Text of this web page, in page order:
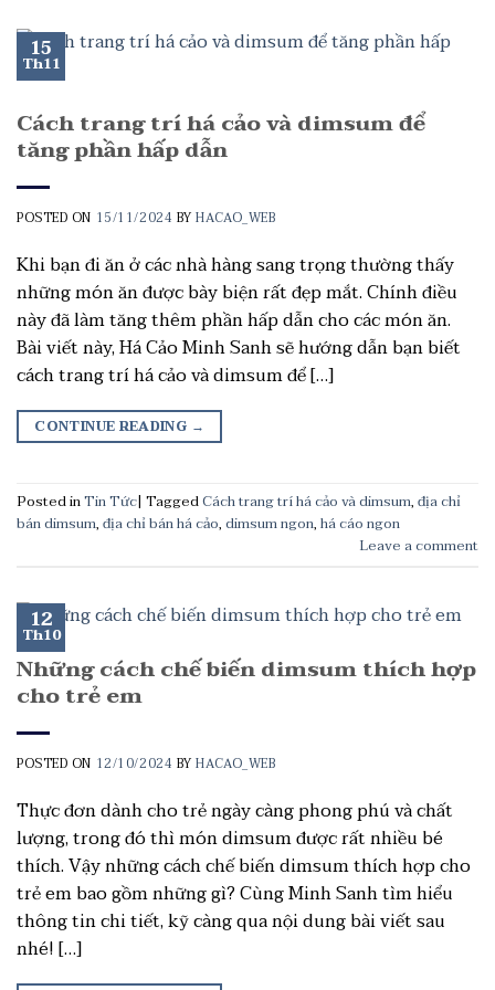
15
Th11
Cách trang trí há cảo và dimsum để
tăng phần hấp dẫn
POSTED ON 15/11/2024 BYHACAO_WEB
Khi bạn đi ăn ở các nhà hàng sang trọng thường thấy
những món ăn được bày biện rất đẹp mắt. Chính điều
này đã làm tăng thêm phần hấp dẫn cho các món ăn.
Bài viết này, Há Cảo Minh Sanh sẽ hướng dẫn bạn biết
cách trang trí há cảo và dimsum để […]
CONTINUE READING →
Posted inTin Tức| TaggedCách trang trí há cảo và dimsum,địa chỉ
bán dimsum,địa chỉ bán há cảo,dimsum ngon,há cáo ngon
Leave a comment
12
Th10
Những cách chế biến dimsum thích hợp
cho trẻ em
POSTED ON 12/10/2024 BYHACAO_WEB
Thực đơn dành cho trẻ ngày càng phong phú và chất
lượng, trong đó thì món dimsum được rất nhiều bé
thích. Vậy những cách chế biến dimsum thích hợp cho
trẻ em bao gồm những gì? Cùng Minh Sanh tìm hiểu
thông tin chi tiết, kỹ càng qua nội dung bài viết sau
nhé! […]